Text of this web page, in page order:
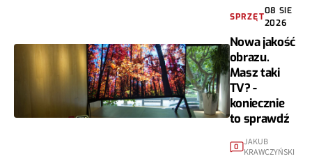
SPRZĘT
08 SIE
2026
Nowa jakość
obrazu.
Masz taki
TV? -
koniecznie
to sprawdź
0 JAKUB
KRAWCZYŃSKI